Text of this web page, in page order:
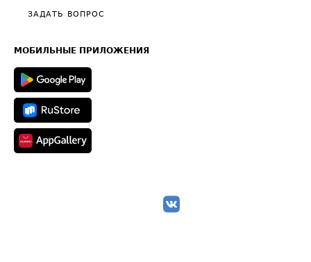
Общие положения
Полезное по перевозкам
Техническая информация
ЗАДАТЬ ВОПРОС
МОБИЛЬНЫЕ ПРИЛОЖЕНИЯ